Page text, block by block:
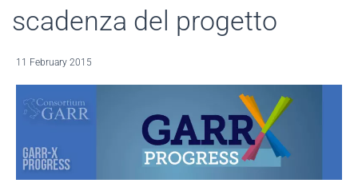
scadenza del progetto
11 February 2015